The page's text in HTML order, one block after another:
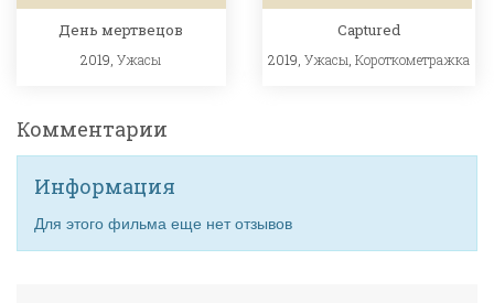
День мертвецов
2019,Ужасы
Captured
2019,Ужасы ,Короткометражка
Комментарии
Информация
Для этого фильма еще нет отзывов